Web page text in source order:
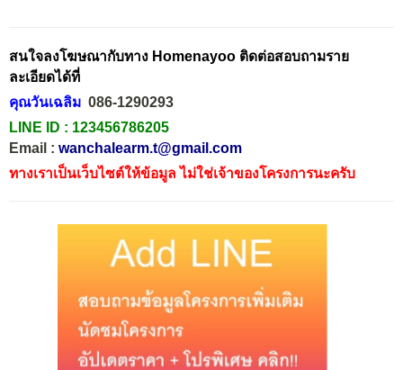
สนใจลงโฆษณากับทาง Homenayoo ติดต่อสอบถามราย
ละเอียดได้ที่
คุณวันเฉลิม 086-1290293
LINE ID : 123456786205
Email : wanchalearm.t@gmail.com
ทางเราเป็นเว็บไซต์ให้ข้อมูล ไม่ใช่เจ้าของโครงการนะครับ